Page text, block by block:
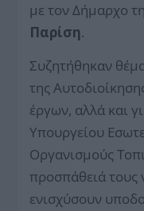
με τον Δήμαρχο
Παρίση.
Συζητήθηκαν
της
έργων, αλλά και
Υπουργείου
Οργανισμούς
προσπάθειά
ενισχύσουν